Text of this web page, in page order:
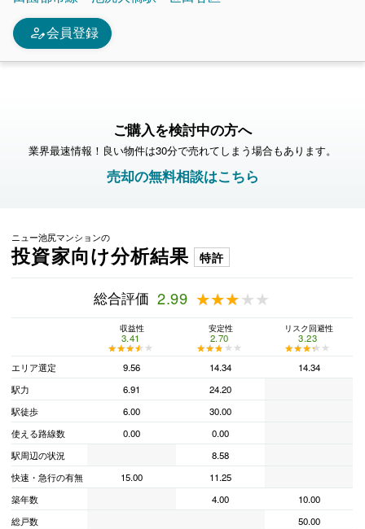
person_edit会員登録
ご購入を検討中の方へ
業界最速情報！良い物件は30分で売れてしまう場合もあります。
売却の無料相談はこちら
ニュー池尻マンションの
投資家向け分析結果 特許
総合評価 2.99 ★★★★★
★★★★★
収益性
3.41
★★★★★
★★★★★
安定性
2.70
★★★★★
★★★★★
リスク回避性
3.23
★★★★★
★★★★★
エリア選定
9.56 14.34
14.34
駅力
6.91
24.20
駅徒歩
6.00
30.00
使える路線数
0.00
0.00
駅周辺の状況
8.58
快速・急行の有無
15.00
11.25
築年数
4.00
10.00
総戸数
50.00